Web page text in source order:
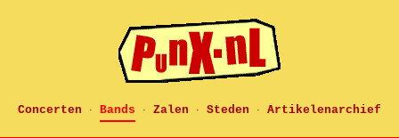
Concerten · Bands · Zalen · Steden · Artikelenarchief